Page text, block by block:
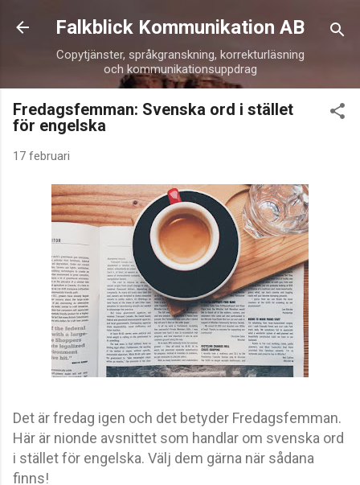
Fortsätt till huvudinnehåll
Falkblick Kommunikation AB
Copytjänster, språkgranskning, korrekturläsning
och kommunikationsuppdrag
Fredagsfemman: Svenska ord i stället
för engelska
17 februari
Det är fredag igen och det betyder Fredagsfemman.
Här är nionde avsnittet som handlar om svenska ord
i stället för engelska. Välj dem gärna när sådana
finns!